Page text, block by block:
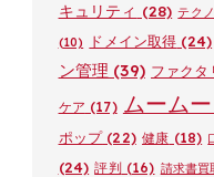
キュリティ (28) テク
(10)
ドメイン取得 (24)
ン管理 (39) ファクタ
ケア (17) ムーム
ポップ(22) 健康 (18)
(24) 評判 (16) 請求書買